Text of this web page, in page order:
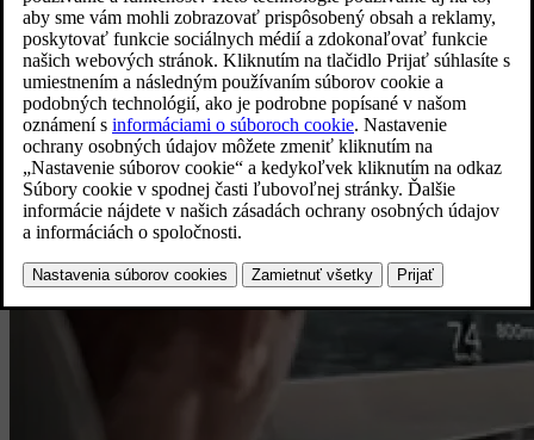
Zvýraznené témy
Preskúmajte funkcie, objavte nové funkcie a zoznámte sa so svojím
vozidlom Volvo